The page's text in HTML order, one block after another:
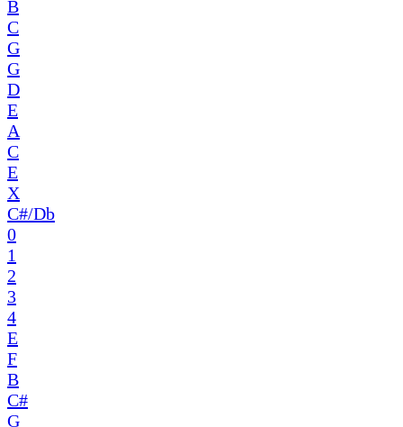
B
C
G
G
D
E
A
C
E
X
C#/Db
0
1
2
3
4
E
F
B
C#
G